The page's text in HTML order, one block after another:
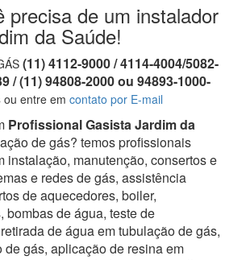
precisa de um instalador
da Saúde!
(11) 4112-9000 / 4114-4004/5082-
/ (11) 94808-2000 ou 94893-1000-
ou entre em contato por E-mail
Profissional Gasista Jardim da
de gás? temos profissionais
instalação, manutenção, consertos e
e redes de gás, assistência
de aquecedores, boiler,
bombas de água, teste de
de água em tubulação de gás,
de gás, aplicação de resina em